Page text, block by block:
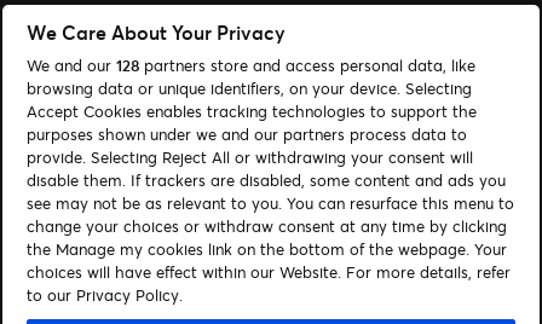
Suchen
Cookie-Einwilligungstool
Autor*innen
Kontakt
Impressum
Tickets
Folge uns:
We Care About Your Privacy
We and our 128 partners store and access personal data, like
browsing data or unique identifiers, on your device. Selecting
Accept Cookies enables tracking technologies to support the
purposes shown under we and our partners process data to
provide. Selecting Reject All or withdrawing your consent will
disable them. If trackers are disabled, some content and ads you
see may not be as relevant to you. You can resurface this menu to
change your choices or withdraw consent at any time by clicking
the Manage my cookies link on the bottom of the webpage. Your
choices will have effect within our Website. For more details, refer
to our Privacy Policy.